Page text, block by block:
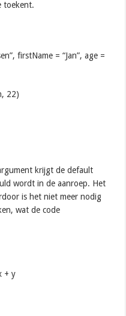
toekent.
firstName = “Jan”, age =
22)
krijgt de default
wordt in de aanroep. Het
is het niet meer nodig
wat de code
+ y